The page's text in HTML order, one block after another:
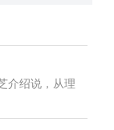
介绍说，从理